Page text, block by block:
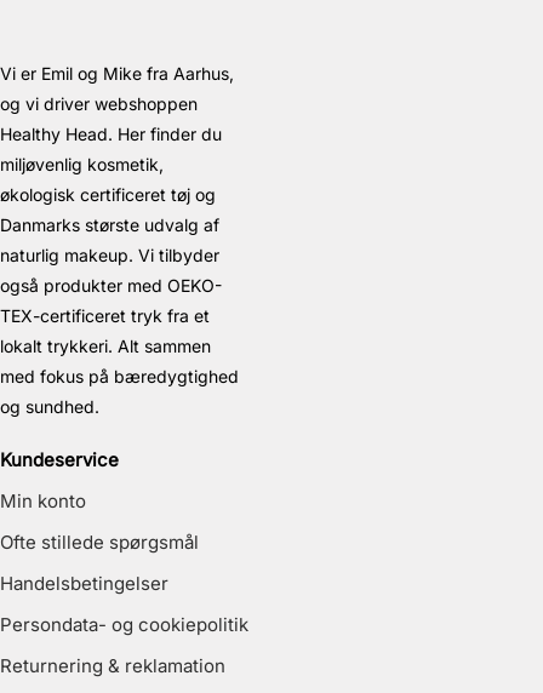
Vi er Emil og Mike fra Aarhus,
og vi driver webshoppen
Healthy Head. Her finder du
miljøvenlig kosmetik,
økologisk certificeret tøj og
Danmarks største udvalg af
naturlig makeup. Vi tilbyder
også produkter med OEKO-
TEX-certificeret tryk fra et
lokalt trykkeri. Alt sammen
med fokus på bæredygtighed
og sundhed.
Kundeservice
Min konto
Ofte stillede spørgsmål
Handelsbetingelser
Persondata- og cookiepolitik
Returnering & reklamation